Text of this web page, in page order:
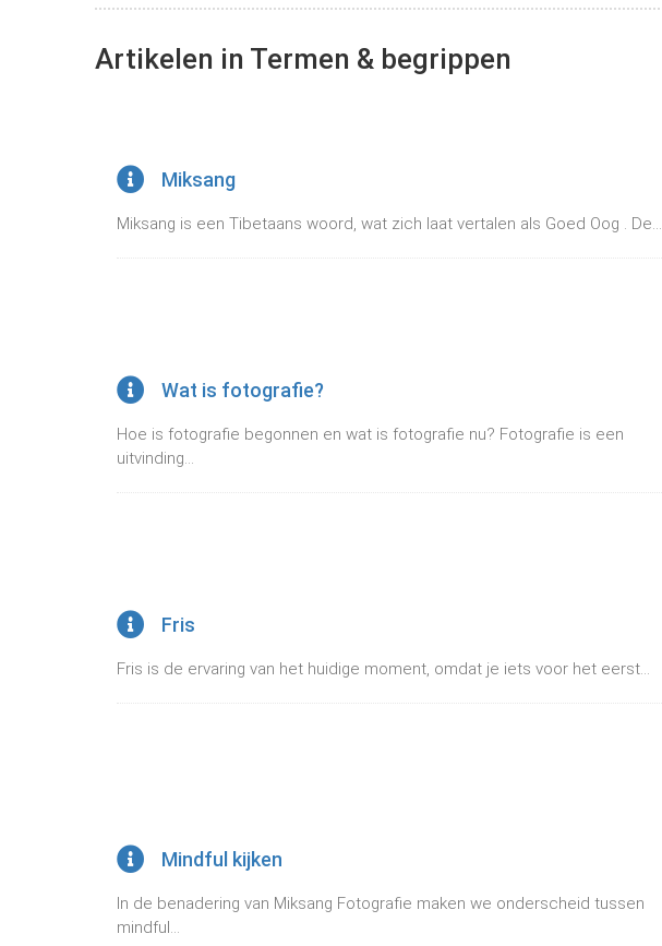
Artikelen in Termen & begrippen
Miksang
Miksang is een Tibetaans woord, wat zich laat vertalen als Goed Oog . De...
Wat is fotografie?
Hoe is fotografie begonnen en wat is fotografie nu? Fotografie is een
uitvinding...
Fris
Fris is de ervaring van het huidige moment, omdat je iets voor het eerst...
Mindful kijken
In de benadering van Miksang Fotografie maken we onderscheid tussen
mindful...